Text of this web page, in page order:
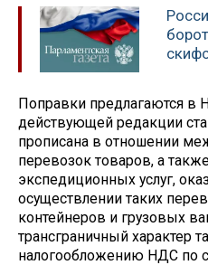
Поправки предлагаются в
действующей редакции
прописана в отношении
перевозок товаров, а
экспедиционных услуг,
осуществлении таких
контейнеров и грузовых
трансграничный характер
налогообложению НДС по